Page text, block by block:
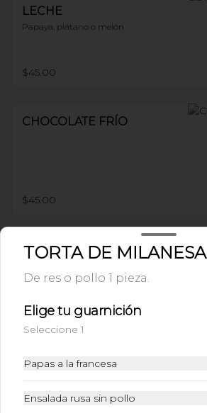
LECHE
Papaya, plátano o melón
$45.00
CHOCOLATE FRÍO
$45.00
AGUA FRESCA
Jamaica u horchata
$37.00
NARANJADA
TORTA DE MILANESA
De res o pollo 1 pieza.
Elige tu guarnición
Seleccione 1
Papas a la francesa
Ensalada rusa sin pollo